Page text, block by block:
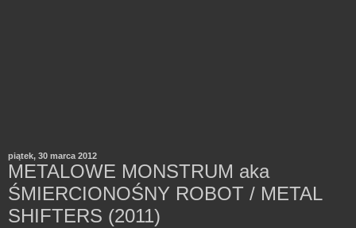
piątek, 30 marca 2012
METALOWE MONSTRUM aka
ŚMIERCIONOŚNY ROBOT / METAL
SHIFTERS (2011)